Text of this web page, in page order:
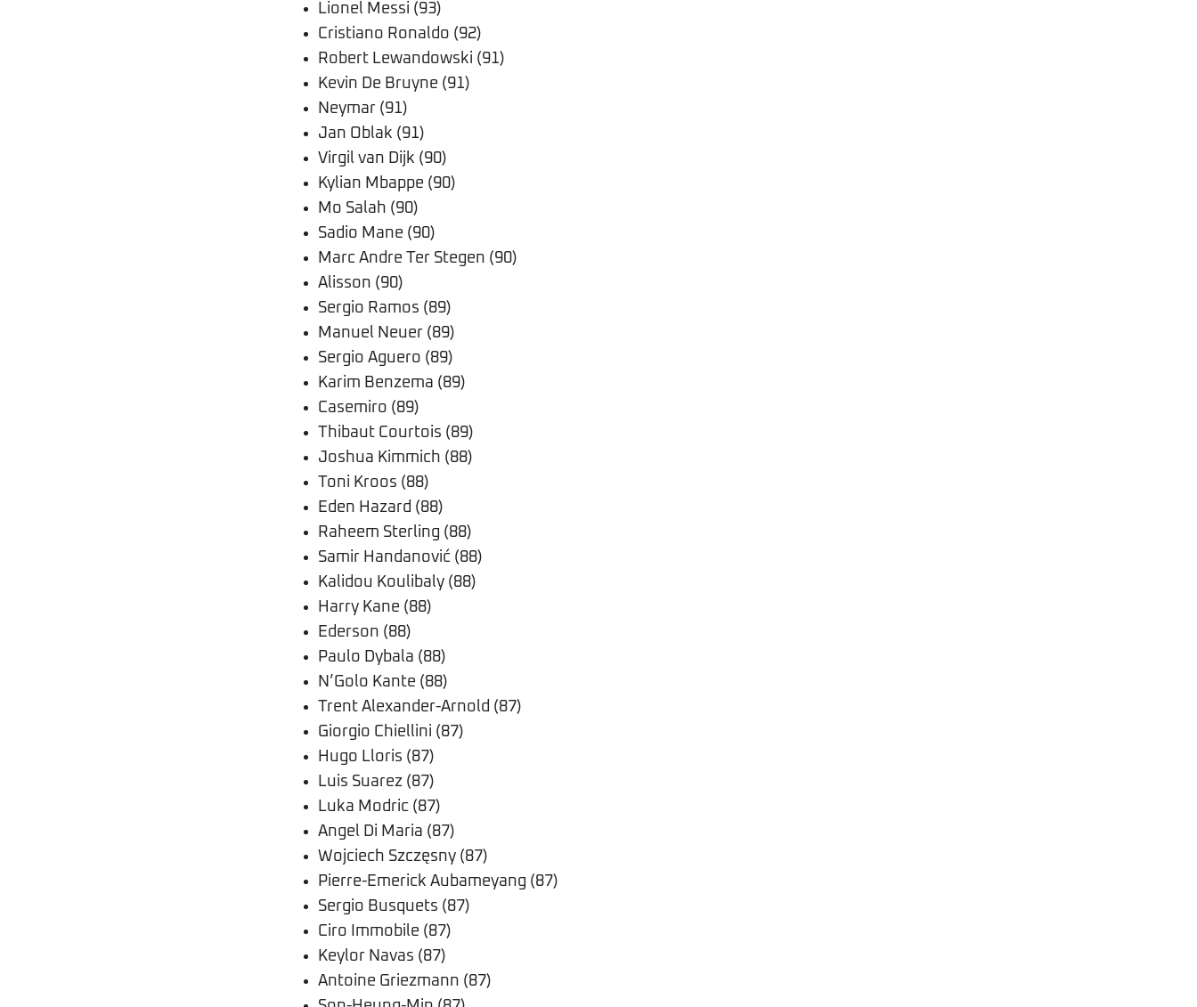
Lionel Messi (93)
Cristiano Ronaldo (92)
Robert Lewandowski (91)
Kevin De Bruyne (91)
Neymar (91)
Jan Oblak (91)
Virgil van Dijk (90)
Kylian Mbappe (90)
Mo Salah (90)
Sadio Mane (90)
Marc Andre Ter Stegen (90)
Alisson (90)
Sergio Ramos (89)
Manuel Neuer (89)
Sergio Aguero (89)
Karim Benzema (89)
Casemiro (89)
Thibaut Courtois (89)
Joshua Kimmich (88)
Toni Kroos (88)
Eden Hazard (88)
Raheem Sterling (88)
Samir Handanović (88)
Kalidou Koulibaly (88)
Harry Kane (88)
Ederson (88)
Paulo Dybala (88)
N’Golo Kante (88)
Trent Alexander-Arnold (87)
Giorgio Chiellini (87)
Hugo Lloris (87)
Luis Suarez (87)
Luka Modric (87)
Angel Di Maria (87)
Wojciech Szczęsny (87)
Pierre-Emerick Aubameyang (87)
Sergio Busquets (87)
Ciro Immobile (87)
Keylor Navas (87)
Antoine Griezmann (87)